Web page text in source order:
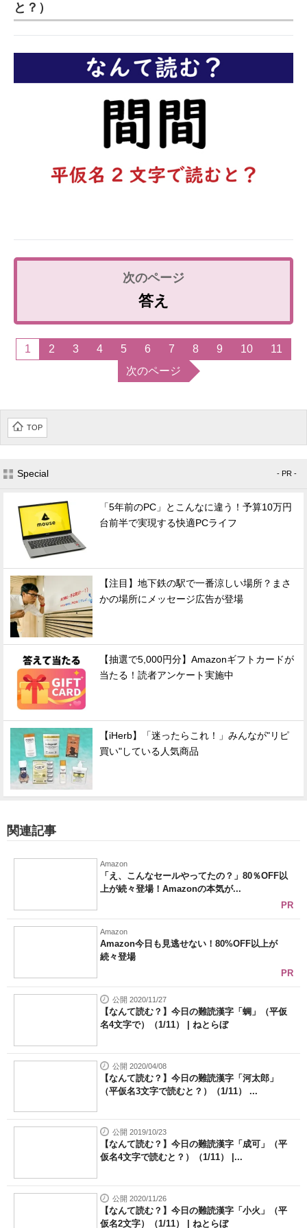
企業向けIT製品の総合サイト
製造業のIT導入・活用を支援
モノづくり技術者専門サイト
エレクトロニクス専門サイト
と？）
答え
1 2 3 4 5 6 7 8 9 10
11
次のページ
TOP
Special - PR -
「5年前のPC」とこんなに違う！予算10万円
台前半で実現する快適PCライフ
【注目】地下鉄の駅で一番涼しい場所？まさ
かの場所にメッセージ広告が登場
【抽選で5,000円分】Amazonギフトカードが
当たる！読者アンケート実施中
【iHerb】「迷ったらこれ！」みんなが"リピ
買い"している人気商品
関連記事
Amazon
「え、こんなセールやってたの？」80％OFF以
上が続々登場！Amazonの本気が...
PR
Amazon
Amazon今日も見逃せない！80%OFF以上が
続々登場
PR
公開 2020/11/27
【なんて読む？】今日の難読漢字「蜩」（平仮
名4文字で）（1/11） | ねとらぼ
公開 2020/04/08
【なんて読む？】今日の難読漢字「河太郎」
（平仮名3文字で読むと？）（1/11） ...
公開 2019/10/23
【なんて読む？】今日の難読漢字「成可」（平
仮名4文字で読むと？）（1/11） |...
公開 2020/11/26
【なんて読む？】今日の難読漢字「小火」（平
仮名2文字）（1/11） | ねとらぼ